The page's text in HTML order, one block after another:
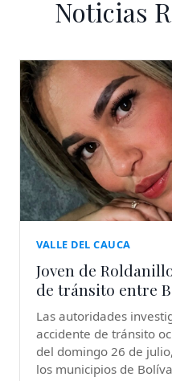
Noticias
VALLE DEL CAUCA
Joven de
de tránsito entre
Las autoridades
accidente de tránsito
del domingo 26 de
los municipios de